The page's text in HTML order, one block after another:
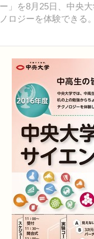
を8月25日、中央
ジーを体験できる